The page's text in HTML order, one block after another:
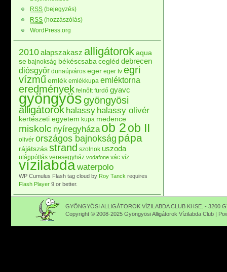
RSS (bejegyzés)
RSS (hozzászólás)
WordPress.org
2010alapszakasz alligátorokaqua
se bajnokság békéscsaba cegléd debrecen
diósgyőr dunaújváros eger eger tv egri
vízműemlék emlékkupa emléktorna
eredmények felnőtt fürdő gyavc
gyöngyösgyöngyösi
alligátorok halassy halassy olivér
kertészeti egyetem kupa medence
miskolc nyíregyháza ob 2ob II
olivér országos bajnokság pápa
rájátszás strand szolnok uszoda
utánpótlás veresegyház vodafone vác víz
vízilabdawaterpolo
WP Cumulus Flash tag cloud by Roy Tanck requires
Flash Player 9 or better.
GYÖNGYÖSI ALLIGÁTOROK VÍZILABDA CLUB KHSE. - 3200
Copyright © 2008-2025 Gyöngyösi Alligátorok Vízilabda Club |